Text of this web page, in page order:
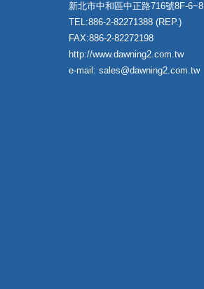
新北市中和區中正路716號8F-6~8
TEL:886-2-82271388 (REP.)
FAX:886-2-82272198
http://www.dawning2.com.tw
e-mail: sales@dawning2.com.tw